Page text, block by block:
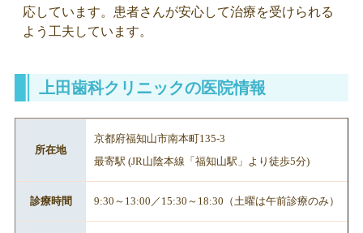
応しています。患者さんが安心して治療を受けられる
よう工夫しています。
上田歯科クリニックの医院情報
所在地
京都府福知山市南本町135-3
最寄駅 (JR山陰本線「福知山駅」より徒歩5分)
診療時間 9:30～13:00／15:30～18:30（土曜は午前診療のみ）